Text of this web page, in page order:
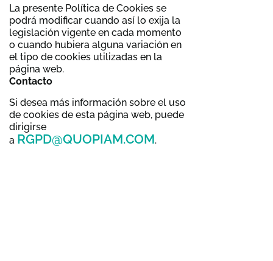
La presente Política de Cookies se
podrá modificar cuando así lo exija la
legislación vigente en cada momento
o cuando hubiera alguna variación en
el tipo de cookies utilizadas en la
página web.
Contacto
Si desea más información sobre el uso
de cookies de esta página web, puede
dirigirse
a RGPD@QUOPIAM.COM.